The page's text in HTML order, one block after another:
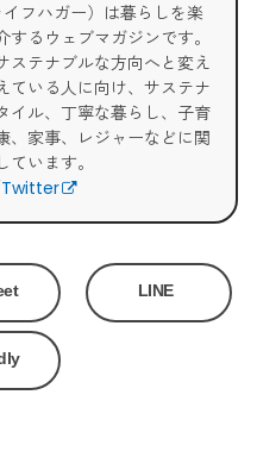
フハガー）は暮らしを楽
するウェブマガジンです。
ステナブルな方向へと変え
ている人に向け、サステナ
イル、丁寧な暮らし、子育
、家事、レジャーなどに関
います。
Twitter
LINE